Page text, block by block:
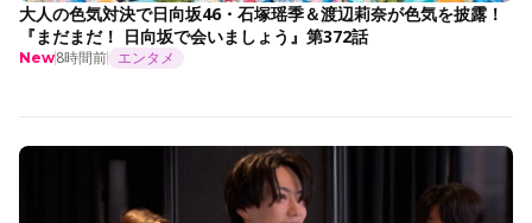
大人の色気対決で日向坂46・石塚瑶季＆渡辺莉奈が色気を披露！
『まだまだ！ 日向坂で会いましょう』第372話
New8時間前 エンタメ